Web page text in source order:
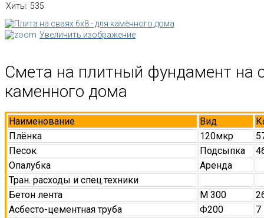
Хиты: 535
Увеличить изображение
Смета на плитный фундамент на
каменного дома
Наименование Вид
Плёнка
120мкр
Песок
Подсыпка
Опалубка
Аренда
Тран. расходы и спец.техники
Бетон лента
М 300
Асбесто-цементная труба
Ф200
7